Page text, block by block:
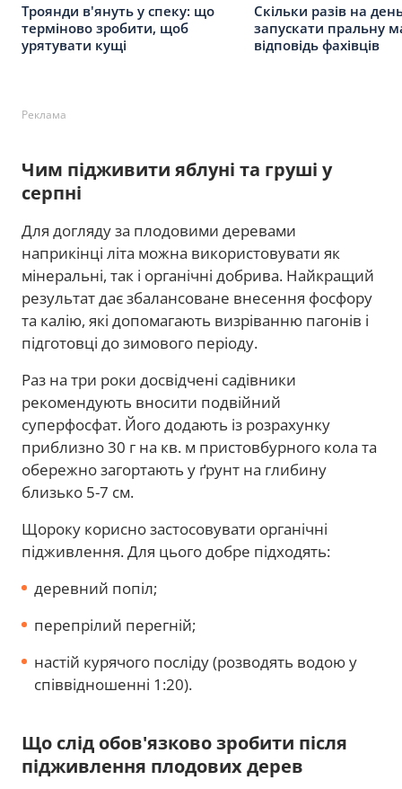
Троянди в'януть у спеку: що
терміново зробити, щоб
урятувати кущі
Скільки разів на
запускати пральну
відповідь фахівців
Реклама
Чим підживити яблуні та груші у
серпні
Для догляду за плодовими деревами
наприкінці літа можна використовувати як
мінеральні, так і органічні добрива. Найкращий
результат дає збалансоване внесення фосфору
та калію, які допомагають визріванню пагонів і
підготовці до зимового періоду.
Раз на три роки досвідчені садівники
рекомендують вносити подвійний
суперфосфат. Його додають із розрахунку
приблизно 30 г на кв. м пристовбурного кола та
обережно загортають у ґрунт на глибину
близько 5-7 см.
Щороку корисно застосовувати органічні
підживлення. Для цього добре підходять:
деревний попіл;
перепрілий перегній;
настій курячого посліду (розводять водою у
співвідношенні 1:20).
Що слід обов'язково зробити після
підживлення плодових дерев